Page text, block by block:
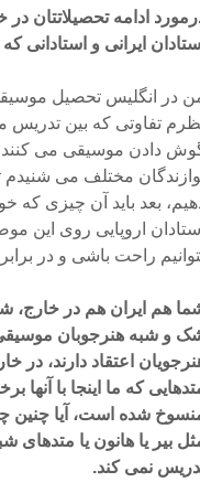
ادامه تحصیلاتتان
استادان ایرانی و استادانی
در انگلیس تحصیل موسیقی
تفاوتی که بین تدریس
دادن موسیقی می کنند
مختلف می شنیدم
بعد باید آن چیزی
استادان اروپایی روی این
راحت باشی و در برابر
هم ایران هم در خارج،
و شبه هنرجوبان
اعتقاد دارند،
که ما اینجا با آنها
شده است، آیا چنین
بیر یا هانون یا متدهای
نمی کند.